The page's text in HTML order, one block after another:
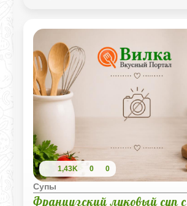
1,43K 0 0
Супы
Французский луковый суп с